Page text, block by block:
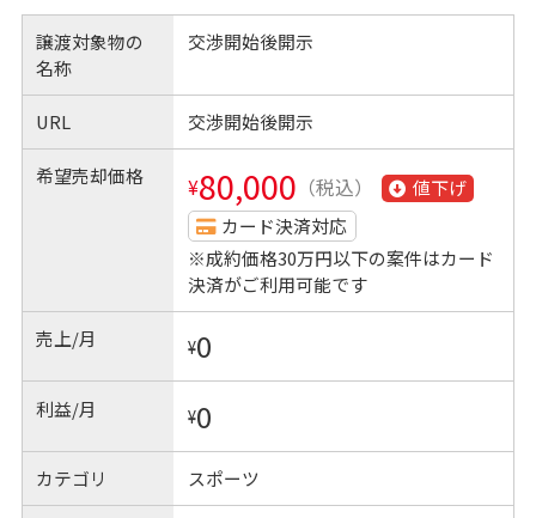
譲渡対象物の
名称
交渉開始後開示
URL 交渉開始後開示
希望売却価格 ¥80,000 （税込）
値下げ
カード決済対応
※成約価格30万円以下の案件はカード
決済がご利用可能です
売上/月 ¥0
利益/月 ¥0
カテゴリ スポーツ